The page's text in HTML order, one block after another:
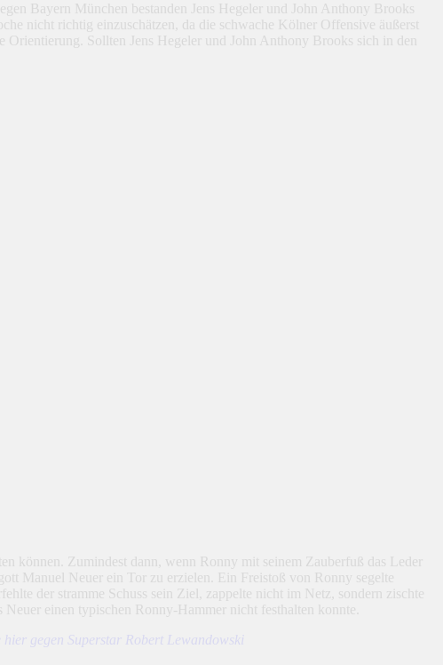
Bayern München bestanden Jens Hegeler und John Anthony Brooks
nicht richtig einzuschätzen, da die schwache Kölner Offensive äußerst
Orientierung. Sollten Jens Hegeler und John Anthony Brooks sich in den
können. Zumindest dann, wenn Ronny mit seinem Zauberfuß das Leder
Manuel Neuer ein Tor zu erzielen. Ein Freistoß von Ronny segelte
der stramme Schuss sein Ziel, zappelte nicht im Netz, sondern zischte
einen typischen Ronny-Hammer nicht festhalten konnte.
gegen Superstar Robert Lewandowski